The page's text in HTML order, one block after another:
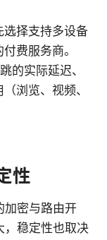
选择支持多设备
费服务商。
的实际延迟、
浏览、视频、
性
加密与路由开
，稳定性也取决